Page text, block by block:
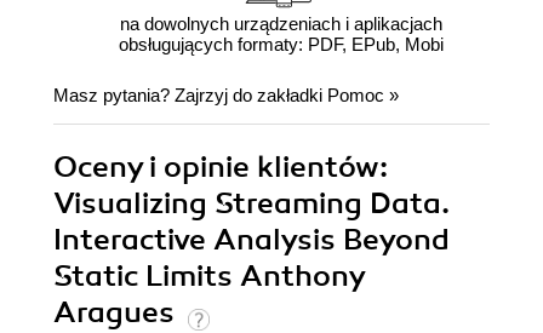
na dowolnych urządzeniach i aplikacjach
obsługujących formaty: PDF, EPub, Mobi
Masz pytania? Zajrzyj do zakładki Pomoc »
Oceny i opinie klientów:
Visualizing Streaming Data.
Interactive Analysis Beyond
Static Limits Anthony
Aragues